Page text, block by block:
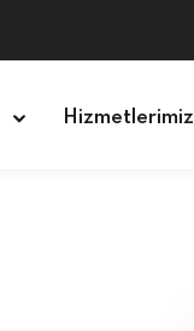
Hizmetlerimiz